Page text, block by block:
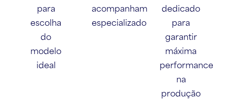
para
escolha
do
modelo
ideal
acompanhamento
especializado
dedicado
para
garantir
máxima
performance
na
produção